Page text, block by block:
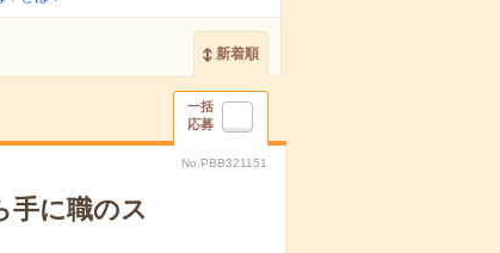
新着順
一括
応募
No.PBB321151
手に職のス